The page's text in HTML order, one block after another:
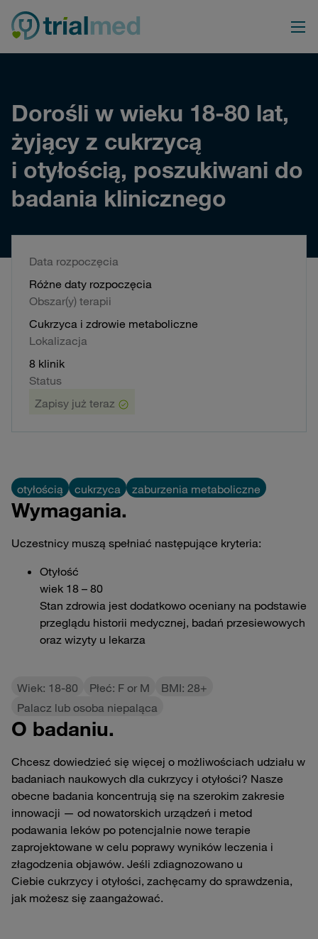
do
treści
Dorośli w wieku 18-80 lat,
żyjący z cukrzycą
i otyłością, poszukiwani do
badania klinicznego
Data rozpoczęcia
Różne daty rozpoczęcia
Obszar(y) terapii
Cukrzyca i zdrowie metaboliczne
Lokalizacja
8 klinik
Status
Zapisy już teraz
otyłością cukrzyca zaburzenia metaboliczne
Wymagania.
Uczestnicy muszą spełniać następujące kryteria:
Otyłość
wiek 18 – 80
Stan zdrowia jest dodatkowo oceniany na podstawie
przeglądu historii medycznej, badań przesiewowych
oraz wizyty u lekarza
Wiek: 18-80 Płeć: F or M
BMI: 28+
Palacz lub osoba niepaląca
O badaniu.
Chcesz dowiedzieć się więcej o możliwościach udziału w
badaniach naukowych dla cukrzycy i otyłości? Nasze
obecne badania koncentrują się na szerokim zakresie
innowacji — od nowatorskich urządzeń i metod
podawania leków po potencjalnie nowe terapie
zaprojektowane w celu poprawy wyników leczenia i
złagodzenia objawów. Jeśli zdiagnozowano u
Ciebie cukrzycy i otyłości, zachęcamy do sprawdzenia,
jak możesz się zaangażować.